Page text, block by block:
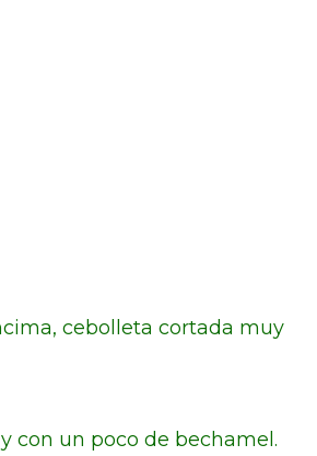
cebolleta cortada muy
con un poco de bechamel.